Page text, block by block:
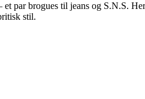
par brogues til jeans og S.N.S.
stil.